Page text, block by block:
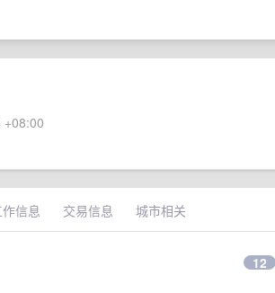
作信息 交易信息 城市相关
12